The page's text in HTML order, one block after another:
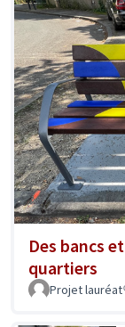
Des bancs
quartiers
Projet lauréat